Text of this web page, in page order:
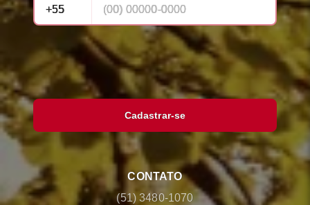
Cadastrar-se
CONTATO
(51) 3480-1070